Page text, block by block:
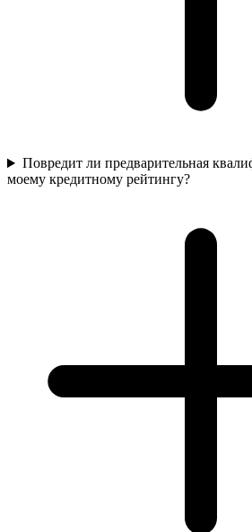
Повредит ли предварительная
моему кредитному рейтингу?